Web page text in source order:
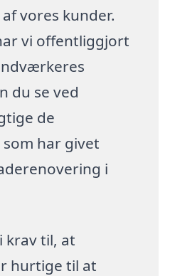
vores kunder.
vi offentliggjort
du se ved
de
har givet
i
krav til, at
hurtige til at